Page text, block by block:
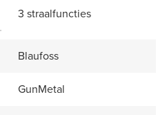
3 straalfuncties
Blaufoss
GunMetal